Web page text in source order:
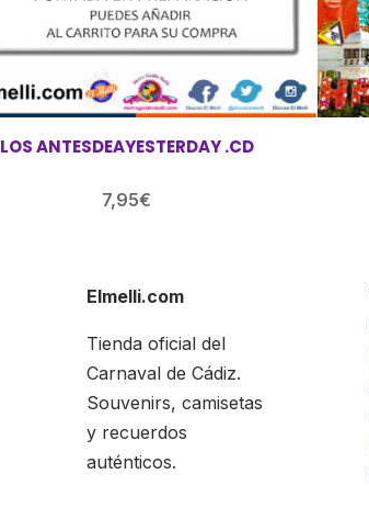
LOS ANTESDEAYESTERDAY .CD
7,95€
Elmelli.com
Tienda oficial del
Carnaval de Cádiz.
Souvenirs, camisetas
y recuerdos
auténticos.